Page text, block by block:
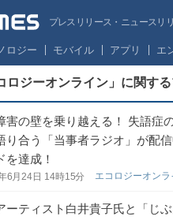
プレスリリース・ニュースリ
ロジー モバイル アプリ エ
ロジーオンライン」に関す
害の壁を乗り越える！ 失語症
り合う「当事者ラジオ」が配
を達成！
6月24日 14時15分 エコロジーオンラ
ーティスト白井貴子氏と「じ